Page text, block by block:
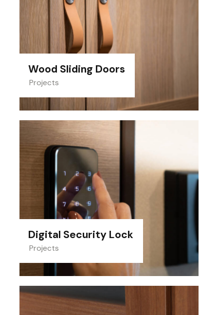
Wood Sliding Doors
Projects
Digital Security Lock
Projects